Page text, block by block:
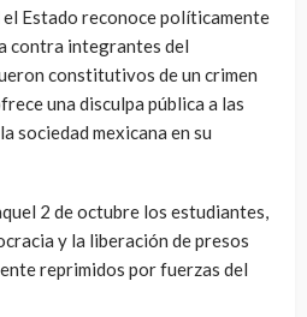
Estado reconoce políticamente
contra integrantes del
constitutivos de un crimen
una disculpa pública a las
sociedad mexicana en su
2 de octubre los estudiantes,
y la liberación de presos
reprimidos por fuerzas del